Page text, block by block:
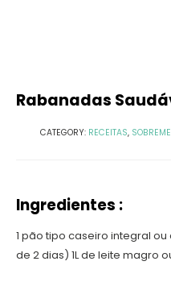
Rabanadas
CATEGORY: RECEITAS,
Ingredientes :
1 pão tipo caseiro integral
de 2 dias) 1L de leite magro